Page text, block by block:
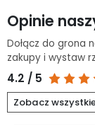
Opinie
Dołącz do grona
zakupy i wystaw
4.2 / 5
Zobacz